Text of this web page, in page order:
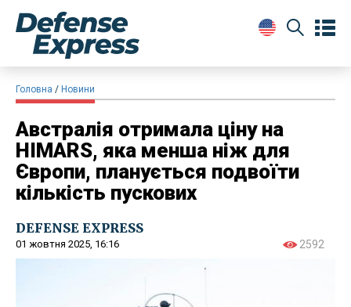
Головна Новини
Австралія отримала ціну на
HIMARS, яка менша ніж для
Європи, планується подвоїти
кількість пускових
DEFENSE EXPRESS
01 жовтня 2025, 16:16 2592